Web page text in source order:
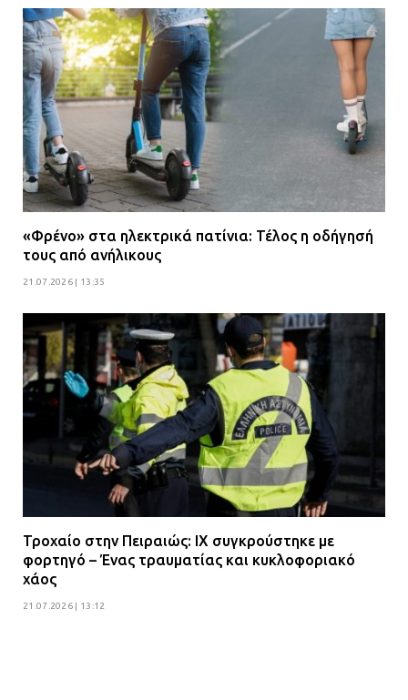
«Φρένο» στα ηλεκτρικά πατίνια: Τέλος η οδήγησή
τους από ανήλικους
21.07.2026 | 13:35
Τροχαίο στην Πειραιώς: ΙΧ συγκρούστηκε με
φορτηγό – Ένας τραυματίας και κυκλοφοριακό
χάος
21.07.2026 | 13:12